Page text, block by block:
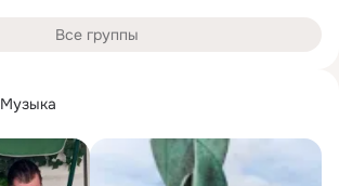
Музыка
Все группы